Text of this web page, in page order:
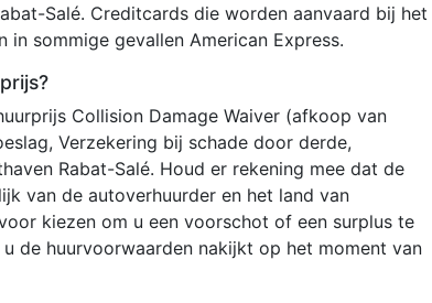
Salé. Creditcards die worden aanvaard bij het
sommige gevallen American Express.
Collision Damage Waiver (afkoop van
Verzekering bij schade door derde,
Rabat-Salé. Houd er rekening mee dat de
van de autoverhuurder en het land van
kiezen om u een voorschot of een surplus te
de huurvoorwaarden nakijkt op het moment van